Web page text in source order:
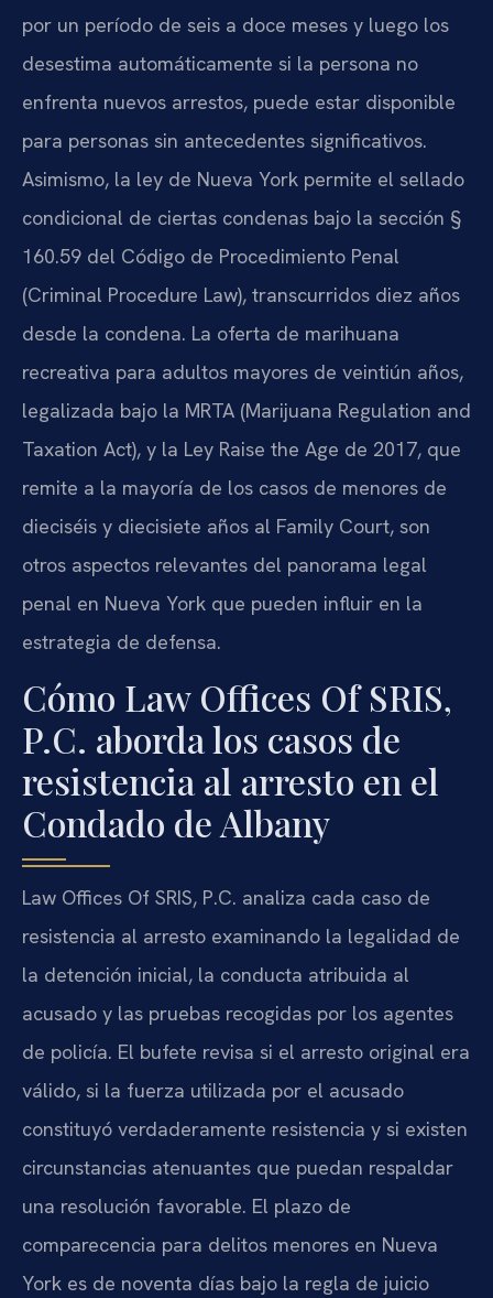
por un período de seis a doce meses y luego los
desestima automáticamente si la persona no
enfrenta nuevos arrestos, puede estar disponible
para personas sin antecedentes significativos.
Asimismo, la ley de Nueva York permite el sellado
condicional de ciertas condenas bajo la sección §
160.59 del Código de Procedimiento Penal
(Criminal Procedure Law), transcurridos diez años
desde la condena. La oferta de marihuana
recreativa para adultos mayores de veintiún años,
legalizada bajo la MRTA (Marijuana Regulation and
Taxation Act), y la Ley Raise the Age de 2017, que
remite a la mayoría de los casos de menores de
dieciséis y diecisiete años al Family Court, son
otros aspectos relevantes del panorama legal
penal en Nueva York que pueden influir en la
estrategia de defensa.
Cómo Law Offices Of SRIS,
P.C. aborda los casos de
resistencia al arresto en el
Condado de Albany
Law Offices Of SRIS, P.C. analiza cada caso de
resistencia al arresto examinando la legalidad de
la detención inicial, la conducta atribuida al
acusado y las pruebas recogidas por los agentes
de policía. El bufete revisa si el arresto original era
válido, si la fuerza utilizada por el acusado
constituyó verdaderamente resistencia y si existen
circunstancias atenuantes que puedan respaldar
una resolución favorable. El plazo de
comparecencia para delitos menores en Nueva
York es de noventa días bajo la regla de juicio